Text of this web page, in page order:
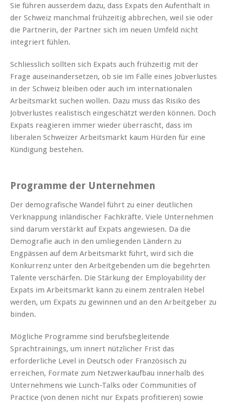
Sie führen ausserdem dazu, dass Expats den Aufenthalt in
der Schweiz manchmal frühzeitig abbrechen, weil sie oder
die Partnerin, der Partner sich im neuen Umfeld nicht
integriert fühlen.
Schliesslich sollten sich Expats auch frühzeitig mit der
Frage auseinandersetzen, ob sie im Falle eines Jobverlustes
in der Schweiz bleiben oder auch im internationalen
Arbeitsmarkt suchen wollen. Dazu muss das Risiko des
Jobverlustes realistisch eingeschätzt werden können. Doch
Expats reagieren immer wieder überrascht, dass im
liberalen Schweizer Arbeitsmarkt kaum Hürden für eine
Kündigung bestehen.
Programme der Unternehmen
Der demografische Wandel führt zu einer deutlichen
Verknappung inländischer Fachkräfte. Viele Unternehmen
sind darum verstärkt auf Expats angewiesen. Da die
Demografie auch in den umliegenden Ländern zu
Engpässen auf dem Arbeitsmarkt führt, wird sich die
Konkurrenz unter den Arbeitgebenden um die begehrten
Talente verschärfen. Die Stärkung der Employability der
Expats im Arbeitsmarkt kann zu einem zentralen Hebel
werden, um Expats zu gewinnen und an den Arbeitgeber zu
binden.
Mögliche Programme sind berufsbegleitende
Sprachtrainings, um innert nützlicher Frist das
erforderliche Level in Deutsch oder Französisch zu
erreichen, Formate zum Netzwerkaufbau innerhalb des
Unternehmens wie Lunch-Talks oder Communities of
Practice (von denen nicht nur Expats profitieren) sowie